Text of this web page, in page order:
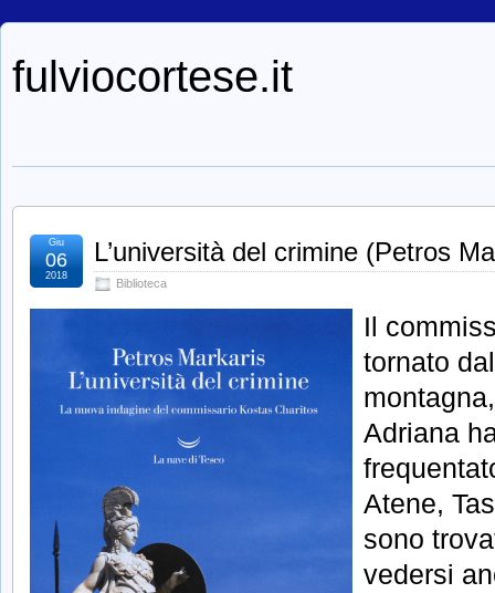
fulviocortese.it
L’università del crimine (Petros
Biblioteca
Giu
06
2018
Il
tornato
Adriana
Atene,
sono
vedersi